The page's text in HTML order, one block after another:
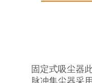
固定式吸尘器
脉冲集尘器采